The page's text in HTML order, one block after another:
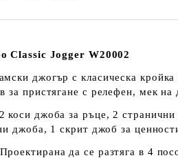
Classic Jogger W20002
джогър с класическа кройка
за пристягане с релефен, мек на
коси джоба за ръце, 2
джоба, 1 скрит джоб за
да се разтяга в 4